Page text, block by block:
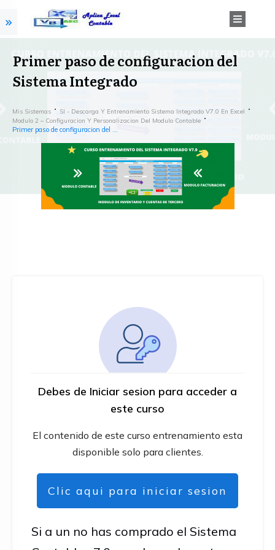
Primer paso de configuracion del
Sistema Integrado
Mis Sistemas
SI - Descarga Y Entrenamiento Sistema Integrado V7.0 En Excel
Modulo 2 – Configuracion Y Personalizacion Del Modulo Contable
Debes de Iniciar sesion para acceder a
este curso
El contenido de este curso entrenamiento esta
disponible solo para clientes.
Clic aqui para iniciar sesion
Si a un no has comprado el Sistema